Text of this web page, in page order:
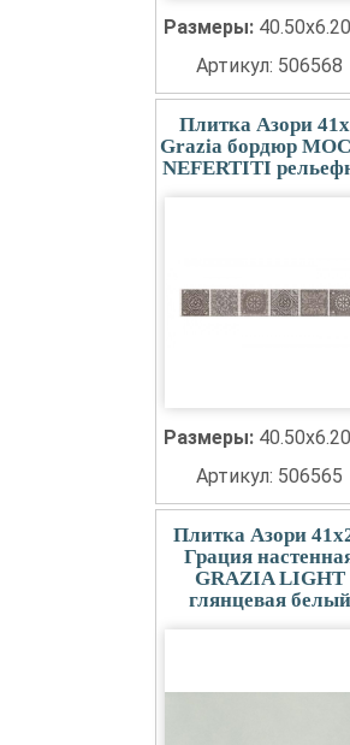
Размеры:
Артикул: 506568
Плитка Азори
Grazia бордюр
NEFERTITI
Размеры:
Артикул: 506565
Плитка Азори
Грация
GRAZIA LIGHT
глянцевая белый